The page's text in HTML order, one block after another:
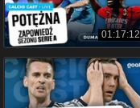
01:17:12